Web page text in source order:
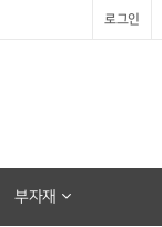
로그인
부자재